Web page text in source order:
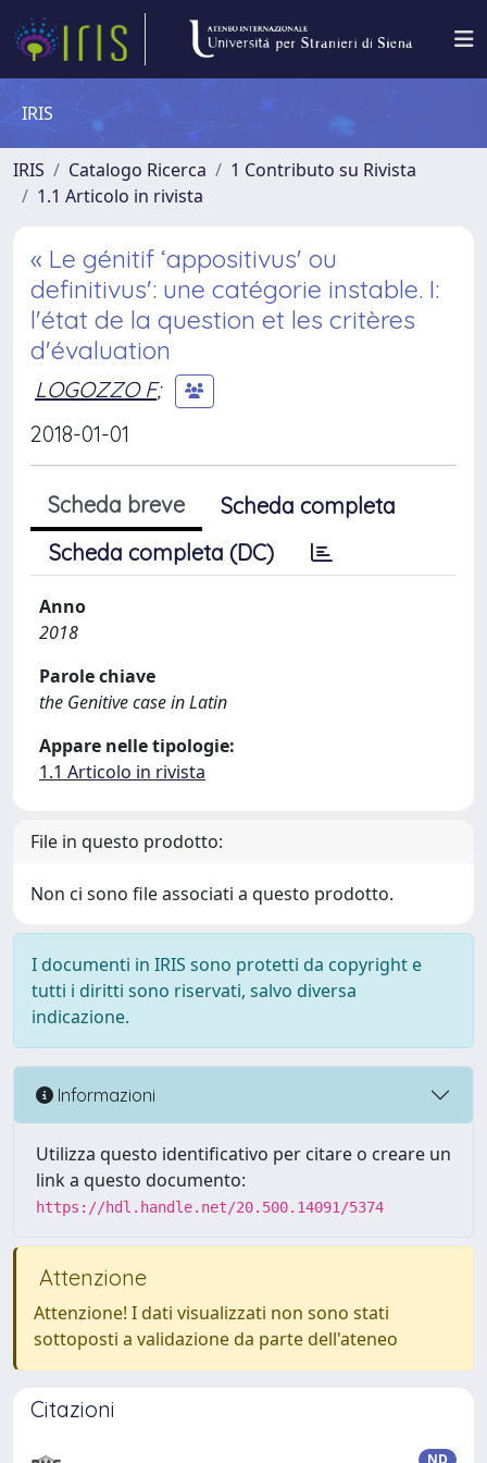
IRIS
IRIS Catalogo Ricerca
1 Contributo su Rivista
1.1 Articolo in rivista
« Le génitif ‘appositivus' ou
definitivus': une catégorie instable. I:
l'état de la question et les critères
d'évaluation
LOGOZZO F;
2018-01-01
Scheda breve
Scheda completa
Scheda completa (DC)
Anno
2018
Parole chiave
the Genitive case in Latin
Appare nelle tipologie:
1.1 Articolo in rivista
File in questo prodotto:
Non ci sono file associati a questo prodotto.
I documenti in IRIS sono protetti da copyright e
tutti i diritti sono riservati, salvo diversa
indicazione.
Informazioni
Utilizza questo identificativo per citare o creare un
link a questo documento:
https://hdl.handle.net/20.500.14091/5374
Attenzione
Attenzione! I dati visualizzati non sono stati
sottoposti a validazione da parte dell'ateneo
Citazioni